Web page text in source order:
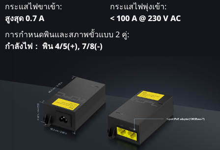
กระแสไฟขาเข้า:
สูงสุด 0.7 A
กระแสไฟพุ่งเข้า:
< 100 A @ 230 V AC
การกำหนดพินและสภาพขั้วแบบ 2 คู่:
กำลังไฟ： พิน 4/5(+), 7/8(-)